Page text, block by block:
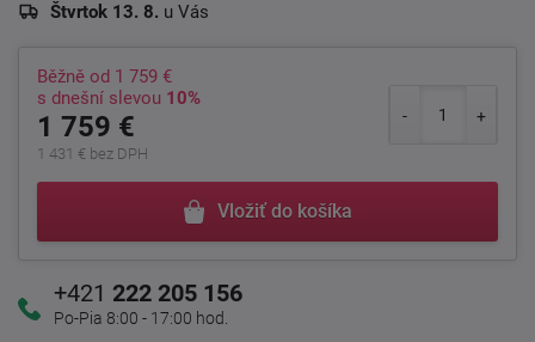
Štvrtok 13. 8. u Vás
Běžně od 1 759 €
s dnešní slevou 10%
1 759 €
1 431 € bez DPH
Vložiť do košíka
+421 222 205 156
Po-Pia 8:00 - 17:00 hod.